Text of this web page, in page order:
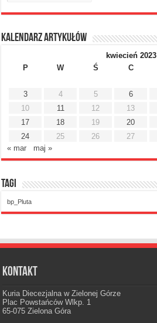
Kalendarz artykułów
kwiecień 2023
P
W Ś C
3
4 5 6
10
11 12 13
17
18 19 20
24
25 26 27
« mar
maj »
Tagi
bp_Pluta
Kontakt
Kuria Diecezjalna w Zielonej Górze
Plac Powstańców Wlkp. 1
65-075 Zielona Góra